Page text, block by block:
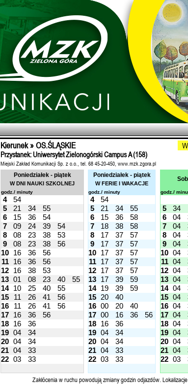
Kierunek » OS.ŚLĄSKIE
Przystanek: Uniwersytet Zielonogórski Campus A (158)
Miejski Zakład Komunikacji Sp. z o.o., tel. 68 45-20-450, www.mzk.zgora.pl
Poniedziałek - piątek
W DNI NAUKI SZKOLNEJ
Poniedziałek - piątek
W FERIE I WAKACJE
godz./ minuty godz./ minuty godz./
4 54 4
54
5
21 34 55 5 21 34 55 5
34
6
15 36 54 6 15 36 58 6 04
7
09 24 39 54 7 18 38 58 7 04
8
08 23 38 53 8 17 37 57 8 04
9
08 23 38 56 9 17 37 57 9 04
10 16 36 56 10 17 37 57 10 04
11
16 36 56 11 17 37 57 11 04
12 16 38 53 12 17 37 57 12 04
13 01 08 23 40 55 13 17 39 59 13 04
14 10 25 40 55 14 19 39 59 14 04
15
11 26 41 56 15 20 40 15 04
16
11 26 41 56 16 00 20 40 16 04
17 16 36 56 17 00 16 36 56 17 04
18 16 36 18 16 36 18 04
19 04 34 19 04 34 19 04
20 04 34 20 04 34 20 04
21 04 33 21 04 33 21 04
22 03 33 22 03 33 22 03
Zakłócenia w ruchu powodują zmiany godzin odjazdów.